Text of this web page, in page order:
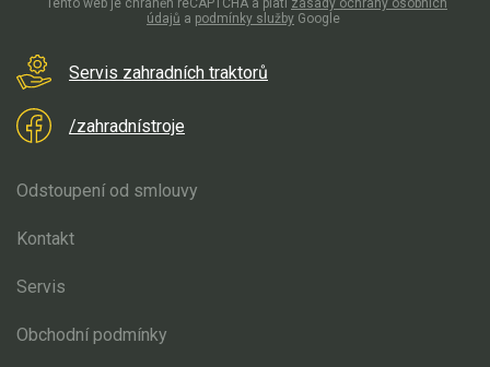
Servis zahradních traktorů
/zahradnístroje
Odstoupení od smlouvy
Kontakt
Servis
Obchodní podmínky
Tento web je chráněn reCAPTCHA a platí zásady ochrany osobních
údajů a podmínky služby Google